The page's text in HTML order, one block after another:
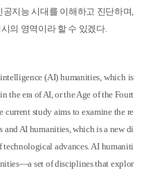
지능 시대를 이해하고 진단하며,
의 영역이라 할 수 있겠다.
(AI) humanities, which is
the era of AI, or the Age of the Fourt
study aims to examine the re
AI humanities, which is a new di
advances. AI humaniti
set of disciplines that explor